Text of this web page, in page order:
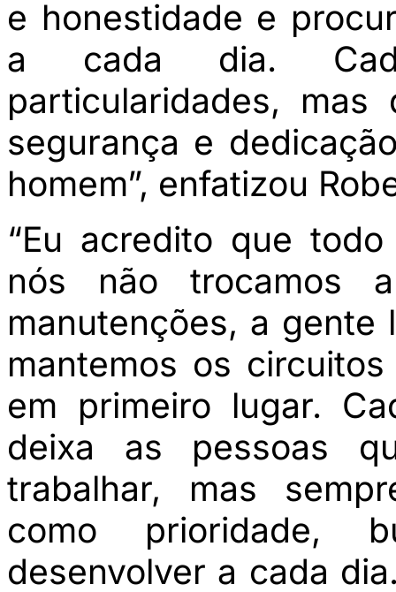
e honestidade e
a cada dia.
particularidades,
segurança e
homem”, enfatizou
“Eu acredito que
nós não trocamos
manutenções, a
mantemos os
em primeiro lugar.
deixa as pessoas
trabalhar, mas
como prioridade,
desenvolver a cada